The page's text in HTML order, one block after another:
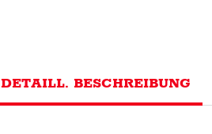
DETAILL. BESCHREIBUNG